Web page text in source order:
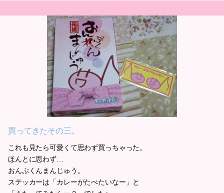
買ってきたその三。
これも見たら可愛くて思わず買っちゃった。
ほんとに思わず…
おんぷくんまんじゅう。
ステッカーは「カレーがたべたいなー」と